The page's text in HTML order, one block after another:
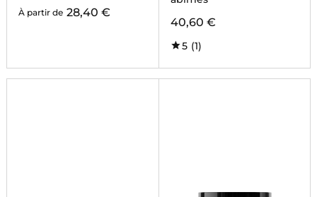
À partir de 28,40 €
40,60 €
5 (1)